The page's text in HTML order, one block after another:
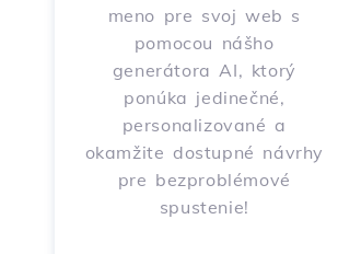
meno pre svoj web s
pomocou nášho
generátora AI, ktorý
ponúka jedinečné,
personalizované a
okamžite dostupné návrhy
pre bezproblémové
spustenie!